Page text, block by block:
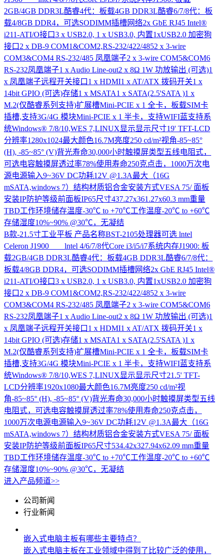
2GB/4GB DDR3L酷睿4代：板载4GB DDR3L酷睿6/7/8代：板
载4/8GB DDR4，可选SODIMM插槽网络2x GbE RJ45 Intel®
i211-ATI/O接口3 x USB2.0, 1 x USB3.0, 内置1xUSB2.0 加密狗
接口2 x DB-9 COM1&COM2,RS-232/422/4852 x 3-wire
COM3&COM4 RS-232/485 凤凰端子2 x 3-wire COM5&COM6
RS-232凤凰端子1 x Audio Line-out2 x 8Ω 1W 功放输出 (可选)1
x 凤凰端子远程开关接口1 x HDMI1 x AT/ATX 拨码开关1 x
14bit GPIO (可选)存储1 x MSATA1 x SATA(2.5'SATA )1 x
M.2(仅酷睿系列支持)扩展槽Mini-PCIE x 1 全卡，板载SIM卡
插槽,支持3G/4G 模块Mini-PCIE x 1 半卡，支持WIFI蓝支持系
统Windows® 7/8/10,WES 7,LINUX显示显示尺寸19' TFT-LCD
分辨率1280x1024最大颜色16.7M亮度250 cd/m²视角-85~85°
(H), -85~85° (V)背光寿命30,000小时触摸屏类型五线电阻式，
可选电容触摸屏透过率78%使用寿命250克点击，1000万次电
源电源输入9~36V DC功耗12V @1.3A最大（16G
mSATA,windows 7）结构材质铝合金安装方式VESA 75/ 面板
安装IP防护等级前面板IP65尺寸437.27x361.27x60.3 mm重量
TBD工作环境储存温度-30℃ to +70℃工作温度-20℃ to +60℃
存储湿度10%~90% @30℃，无凝结
B款-21.5寸工业平板 产品名称BST-2105处理器可选 lntel
Celeron J1900 lntel 4/6/7/8代Core i3/i5/i7系统内存J1900: 板
载2GB/4GB DDR3L酷睿4代：板载4GB DDR3L酷睿6/7/8代：
板载4/8GB DDR4，可选SODIMM插槽网络2x GbE RJ45 Intel®
i211-ATI/O接口3 x USB2.0, 1 x USB3.0, 内置1xUSB2.0 加密狗
接口2 x DB-9 COM1&COM2,RS-232/422/4852 x 3-wire
COM3&COM4 RS-232/485 凤凰端子2 x 3-wire COM5&COM6
RS-232凤凰端子1 x Audio Line-out2 x 8Ω 1W 功放输出 (可选)1
x 凤凰端子远程开关接口1 x HDMI1 x AT/ATX 拨码开关1 x
14bit GPIO (可选)存储1 x MSATA1 x SATA(2.5'SATA )1 x
M.2(仅酷睿系列支持)扩展槽Mini-PCIE x 1 全卡，板载SIM卡
插槽,支持3G/4G 模块Mini-PCIE x 1 半卡，支持WIFI蓝支持系
统Windows® 7/8/10,WES 7,LINUX显示显示尺寸21.5' TFT-
LCD分辨率1920x1080最大颜色16.7M亮度250 cd/m²视
角-85~85° (H), -85~85° (V)背光寿命30,000小时触摸屏类型五线
电阻式，可选电容触摸屏透过率78%使用寿命250克点击，
1000万次电源电源输入9~36V DC功耗12V @1.3A最大（16G
mSATA,windows 7）结构材质铝合金安装方式VESA 75/ 面板
安装IP防护等级前面板IP65尺寸534.42x327.94x62.09 mm重量
TBD工作环境储存温度-30℃ to +70℃工作温度-20℃ to +60℃
存储湿度10%~90% @30℃，无凝结
进入产品频道>>
公司新闻
行业新闻
嵌入式电脑主板有哪些主要特点？
嵌入式电脑主板在工业领域中得到了比较广泛的使用，